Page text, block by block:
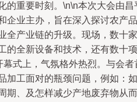
的重要时刻。\n\n本次大会由昌
企业主办，旨在深入探讨农产品
全产业链的升级。现场，数十家
的全新设备和技术，还有数十项
式上，气氛格外热烈。与会者
加工面对的瓶颈问题，例如：如
期、及怎样减少产地废弃物从而